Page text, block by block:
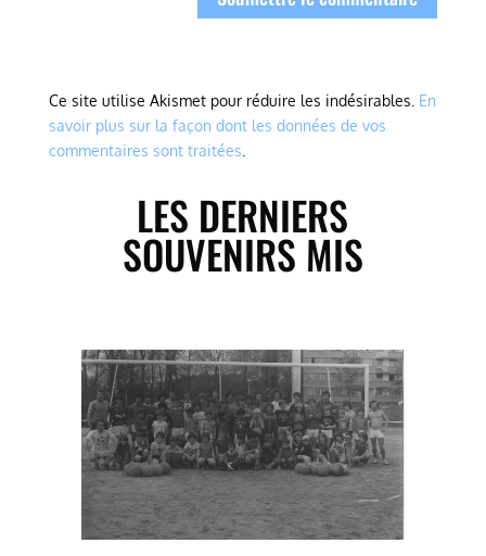
Ce site utilise Akismet pour réduire les indésirables. En
savoir plus sur la façon dont les données de vos
commentaires sont traitées
LES DERNIERS
SOUVENIRS MIS